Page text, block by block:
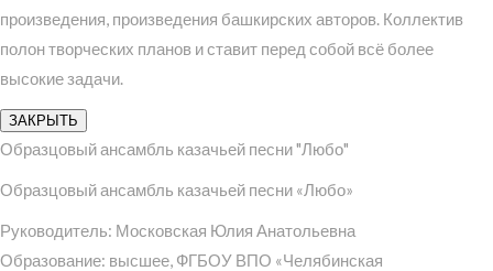
произведения, произведения башкирских авторов. Коллектив
полон творческих планов и ставит перед собой всё более
высокие задачи.
ЗАКРЫТЬ
Образцовый ансамбль казачьей песни "Любо"
Образцовый ансамбль казачьей песни «Любо»
Руководитель: Московская Юлия Анатольевна
Образование: высшее, ФГБОУ ВПО «Челябинская